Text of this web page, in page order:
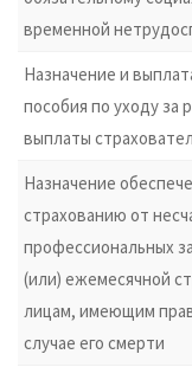
временной
Назначение и
пособия по уходу за
выплаты
Назначение
страхованию от
профессиональных
(или) ежемесячной
лицам, имеющим
случае его смерти